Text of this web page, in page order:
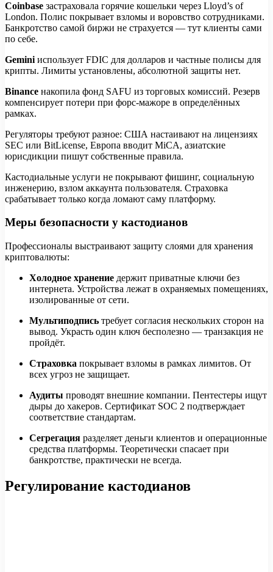
Coinbase застраховала горячие кошельки через Lloyd’s of
London. Полис покрывает взломы и воровство сотрудниками.
Банкротство самой биржи не страхуется — тут клиенты сами
по себе.
Gemini использует FDIC для долларов и частные полисы для
крипты. Лимиты установлены, абсолютной защиты нет.
Binance накопила фонд SAFU из торговых комиссий. Резерв
компенсирует потери при форс-мажоре в определённых
рамках.
Регуляторы требуют разное: США настаивают на лицензиях
SEC или BitLicense, Европа вводит MiCA, азиатские
юрисдикции пишут собственные правила.
Кастодиальные услуги не покрывают фишинг, социальную
инженерию, взлом аккаунта пользователя. Страховка
срабатывает только когда ломают саму платформу.
Меры безопасности у кастодианов
Профессионалы выстраивают защиту слоями для хранения
криптовалюты:
Холодное хранение держит приватные ключи без
интернета. Устройства лежат в охраняемых помещениях,
изолированные от сети.
Мультиподпись требует согласия нескольких сторон на
вывод. Украсть один ключ бесполезно — транзакция не
пройдёт.
Страховка покрывает взломы в рамках лимитов. От
всех угроз не защищает.
Аудиты проводят внешние компании. Пентестеры ищут
дыры до хакеров. Сертификат SOC 2 подтверждает
соответствие стандартам.
Сегрегация разделяет деньги клиентов и операционные
средства платформы. Теоретически спасает при
банкротстве, практически не всегда.
Регулирование кастодианов